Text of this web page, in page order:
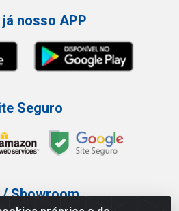
já nosso APP
Seguro
/ Showroom